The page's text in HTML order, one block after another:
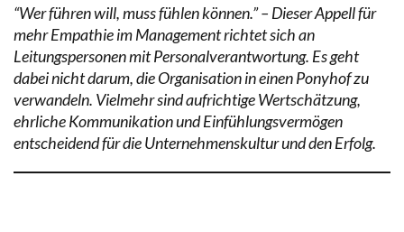
“Wer führen will, muss fühlen können.” – Dieser Appell für
mehr Empathie im Management richtet sich an
Leitungspersonen mit Personalverantwortung. Es geht
dabei nicht darum, die Organisation in einen Ponyhof zu
verwandeln. Vielmehr sind aufrichtige Wertschätzung,
ehrliche Kommunikation und Einfühlungsvermögen
entscheidend für die Unternehmenskultur und den Erfolg.